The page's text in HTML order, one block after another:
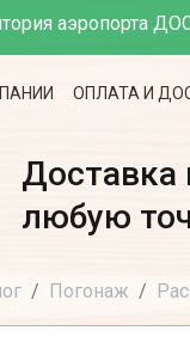
аэропорта
ОПЛАТА И
Доставка
любую
Погонаж